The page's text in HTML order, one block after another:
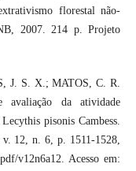
florestal não-
2007. 214 p. Projeto
J. S. X.; MATOS, C. R.
da atividade
pisonis Cambess.
12, n. 6, p. 1511-1528,
v12n6a12. Acesso em: